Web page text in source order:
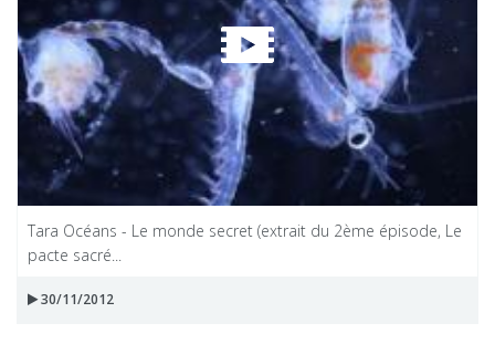
Tara Océans - Le monde secret (extrait du 2ème épisode, Le
pacte sacré...
30/11/2012